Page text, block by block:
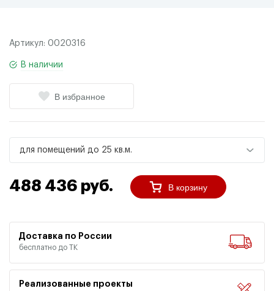
Артикул: 0020316
В наличии
В избранное
для помещений до 25 кв.м.
488 436 руб. В корзину
Доставка по России
бесплатно до ТК
Реализованные проекты